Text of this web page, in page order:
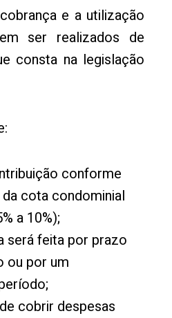
e a utilização
ser realizados de
consta na legislação
conforme
cota condominial
a 10%);
será feita por prazo
ou por um
cobrir despesas